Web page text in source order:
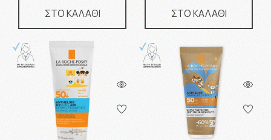
ΣΤΟ ΚΑΛΑΘΙ ΣΤΟ ΚΑΛΑΘΙ